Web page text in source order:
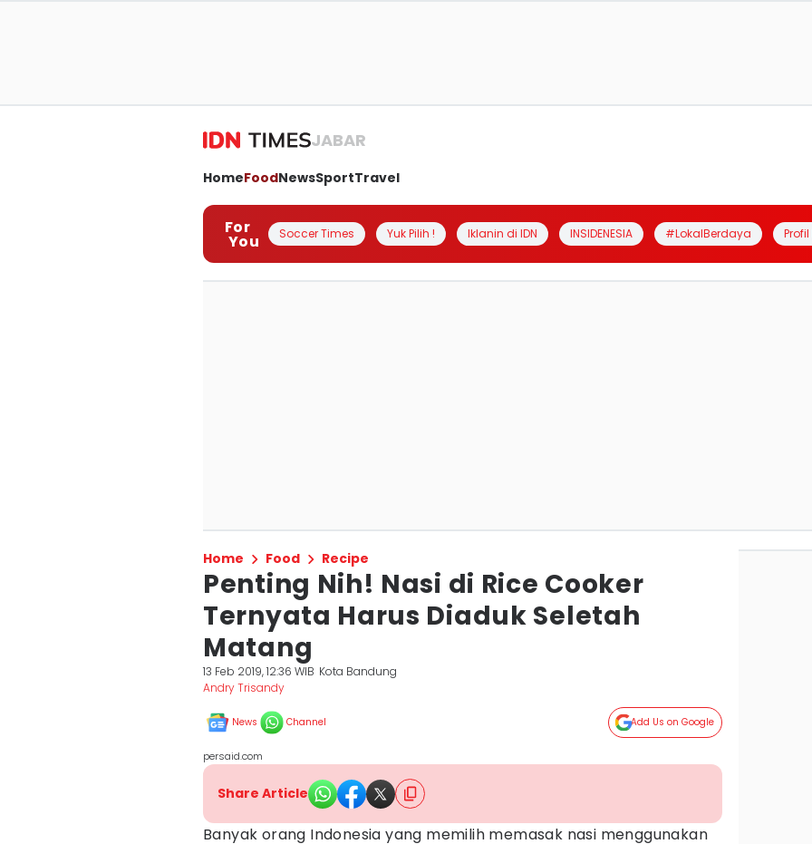
JABAR
HomeFoodNewsSportTravel
For
You Soccer Times Yuk Pilih ! Iklanin di IDN INSIDENESIA #LokalBerdaya
Home Food Recipe
Penting Nih! Nasi di Rice Cooker
Ternyata Harus Diaduk Seletah
Matang
13 Feb 2019, 12:36 WIB Kota Bandung
Andry Trisandy
News Channel Add Us on Google
persaid.com
Share Article
Banyak orang Indonesia yang memilih memasak nasi menggunakan